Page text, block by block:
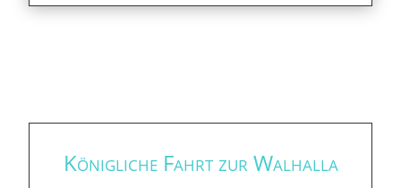
Königliche Fahrt zur Walhalla